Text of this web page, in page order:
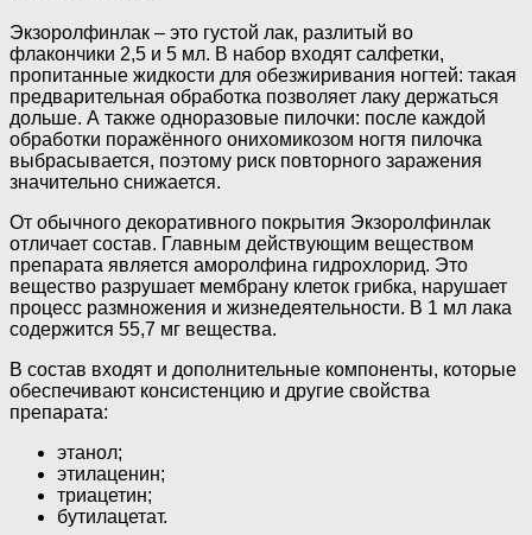
Экзоролфинлак – это густой лак, разлитый во
флакончики 2,5 и 5 мл. В набор входят салфетки,
пропитанные жидкости для обезжиривания ногтей: такая
предварительная обработка позволяет лаку держаться
дольше. А также одноразовые пилочки: после каждой
обработки поражённого онихомикозом ногтя пилочка
выбрасывается, поэтому риск повторного заражения
значительно снижается.
От обычного декоративного покрытия Экзоролфинлак
отличает состав. Главным действующим веществом
препарата является аморолфина гидрохлорид. Это
вещество разрушает мембрану клеток грибка, нарушает
процесс размножения и жизнедеятельности. В 1 мл лака
содержится 55,7 мг вещества.
В состав входят и дополнительные компоненты, которые
обеспечивают консистенцию и другие свойства
препарата:
этанол;
этилаценин;
триацетин;
бутилацетат.